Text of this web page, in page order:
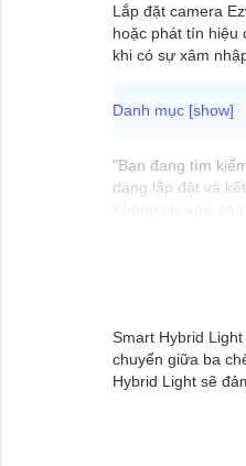
Lắp đặt camera
hoặc phát tín hiệu
khi có sự xâm
"Bạn đang tìm
dàng lắp đặt và
Smart Hybrid
chuyển giữa ba
Hybrid Light sẽ